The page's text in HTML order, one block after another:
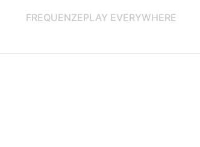
FREQUENZEPLAY EVERYWHERE